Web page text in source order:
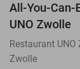
All-You-Can-
UNO Zwolle
Restaurant UNO
Zwolle